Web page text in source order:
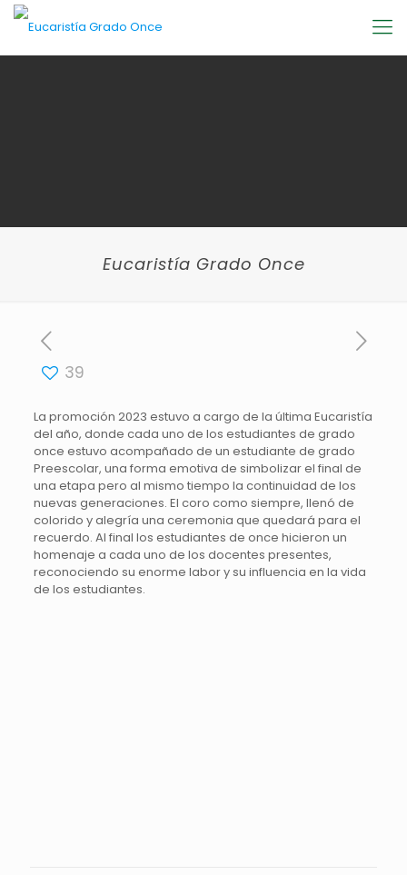
Eucaristía Grado Once
39
La promoción 2023 estuvo a cargo de la última Eucaristía
del año, donde cada uno de los estudiantes de grado
once estuvo acompañado de un estudiante de grado
Preescolar, una forma emotiva de simbolizar el final de
una etapa pero al mismo tiempo la continuidad de los
nuevas generaciones. El coro como siempre, llenó de
colorido y alegría una ceremonia que quedará para el
recuerdo. Al final los estudiantes de once hicieron un
homenaje a cada uno de los docentes presentes,
reconociendo su enorme labor y su influencia en la vida
de los estudiantes.